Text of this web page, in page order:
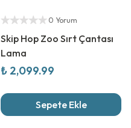
0 Yorum
Skip Hop Zoo Sırt Çantası
Lama
₺ 2,099.99
Sepete Ekle